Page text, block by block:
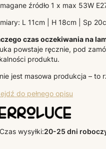
źródło 1 x max 53W
L 11cm | H 18cm | Sp
czas oczekiwania na
powstaje ręcznie, pod
produktu.
jest masowa produkcja – to
do pełnego opisu
Czas wysyłki:20-25 dni